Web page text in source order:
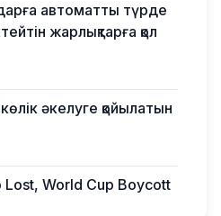
автоматты түрде
жарлықтарға қол
әкелуге қойылатын
Lost, World Cup Boycott